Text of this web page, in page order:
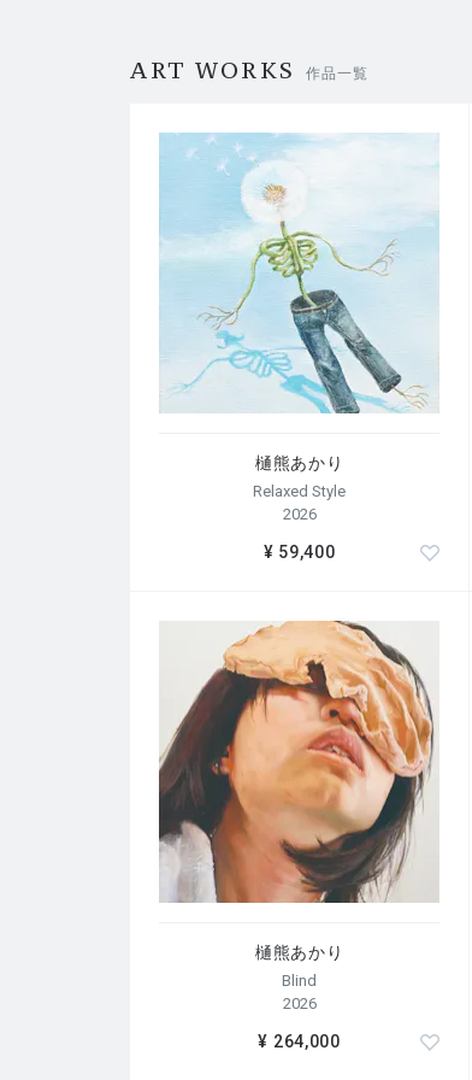
ART WORKS 作品一覧
樋熊あかり
Relaxed Style
2026
¥ 59,400
樋熊あかり
Blind
2026
¥ 264,000